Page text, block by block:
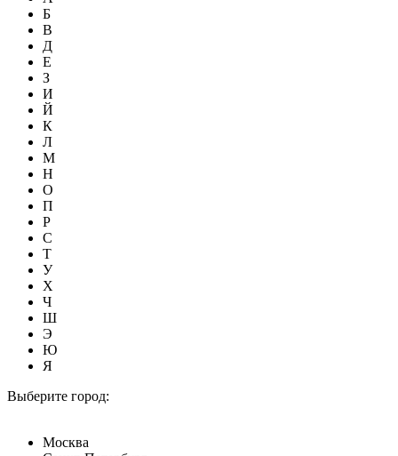
Б
В
Д
Е
З
И
Й
К
Л
М
Н
О
П
Р
С
Т
У
Х
Ч
Ш
Э
Ю
Я
Выберите город:
Москва